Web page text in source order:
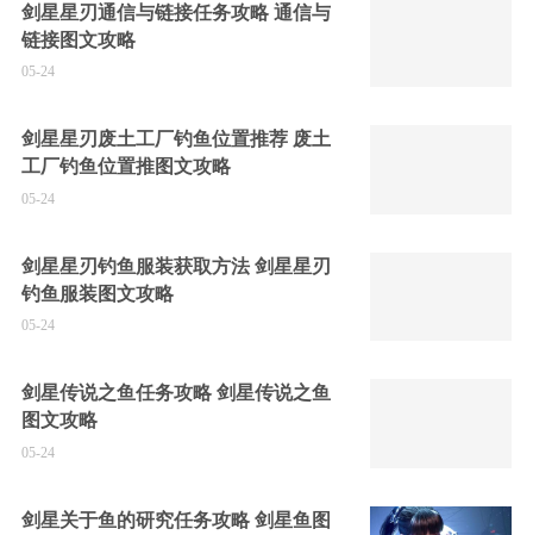
剑星星刃通信与链接任务攻略 通信与
链接图文攻略
05-24
剑星星刃废土工厂钓鱼位置推荐 废土
工厂钓鱼位置推图文攻略
05-24
剑星星刃钓鱼服装获取方法 剑星星刃
钓鱼服装图文攻略
05-24
剑星传说之鱼任务攻略 剑星传说之鱼
图文攻略
05-24
剑星关于鱼的研究任务攻略 剑星鱼图